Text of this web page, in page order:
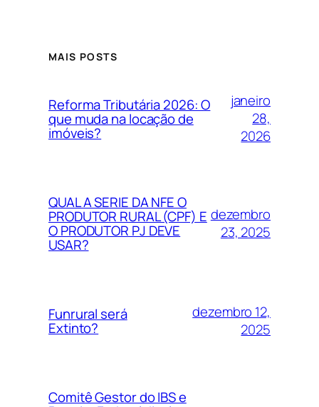
MAIS POSTS
Reforma Tributária 2026: O
que muda na locação de
imóveis?
janeiro
28,
2026
QUAL A SERIE DA NFE O
PRODUTOR RURAL (CPF) E
O PRODUTOR PJ DEVE
USAR?
dezembro
23, 2025
Funrural será
Extinto?
dezembro 12,
2025
Comitê Gestor do IBS e